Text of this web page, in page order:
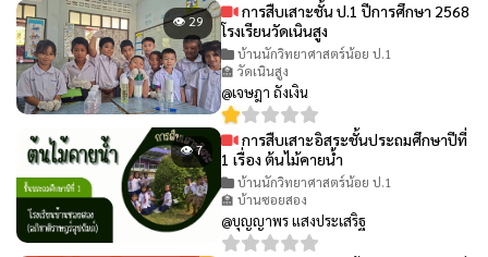
👁 29
การสืบเสาะชั้น ป.1 ปีการศึกษา 2568
โรงเรียนวัดเนินสูง
บ้านนักวิทยาศาสตร์น้อย ป.1
🏫 วัดเนินสูง
@เจษฎา ถังเงิน
👁 7
การสืบเสาะอิสระชั้นประถมศึกษาปีที่
1 เรื่อง ต้นไม้คายน้ำ
บ้านนักวิทยาศาสตร์น้อย ป.1
🏫 บ้านซอยสอง
@บุญญาพร แสงประเสริฐ